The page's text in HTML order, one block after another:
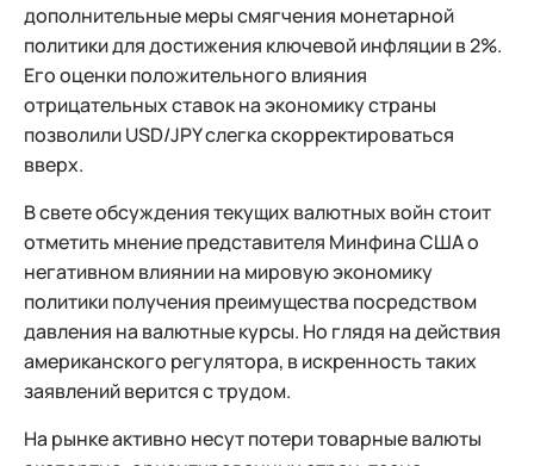
дополнительные меры смягчения монетарной
политики для достижения ключевой инфляции в 2%.
Его оценки положительного влияния
отрицательных ставок на экономику страны
позволили USD/JPY слегка скорректироваться
вверх.
В свете обсуждения текущих валютных войн стоит
отметить мнение представителя Минфина США о
негативном влиянии на мировую экономику
политики получения преимущества посредством
давления на валютные курсы. Но глядя на действия
американского регулятора, в искренность таких
заявлений верится с трудом.
На рынке активно несут потери товарные валюты